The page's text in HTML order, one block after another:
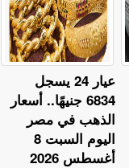
عيار 24 يسجل
6834 جنيهًا.. أسعار
الذهب في مصر
اليوم السبت 8
أغسطس 2026